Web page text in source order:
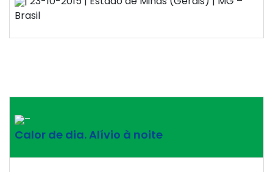
Brasil
–
Calor de dia. Alívio à noite